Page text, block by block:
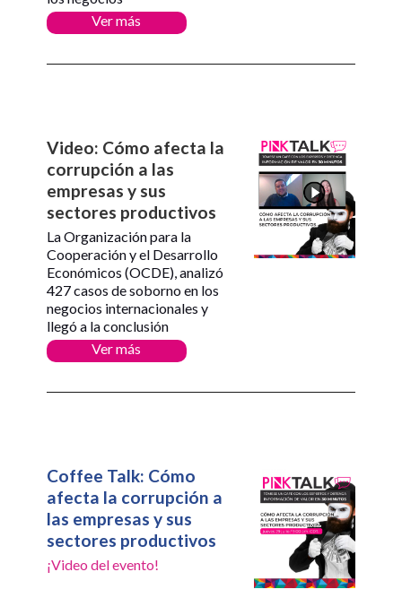
Ver más
Video: Cómo afecta la
corrupción a las
empresas y sus
sectores productivos
La Organización para la
Cooperación y el Desarrollo
Económicos (OCDE), analizó
427 casos de soborno en los
negocios internacionales y
llegó a la conclusión
Ver más
Coffee Talk: Cómo
afecta la corrupción a
las empresas y sus
sectores productivos
¡Video del evento!